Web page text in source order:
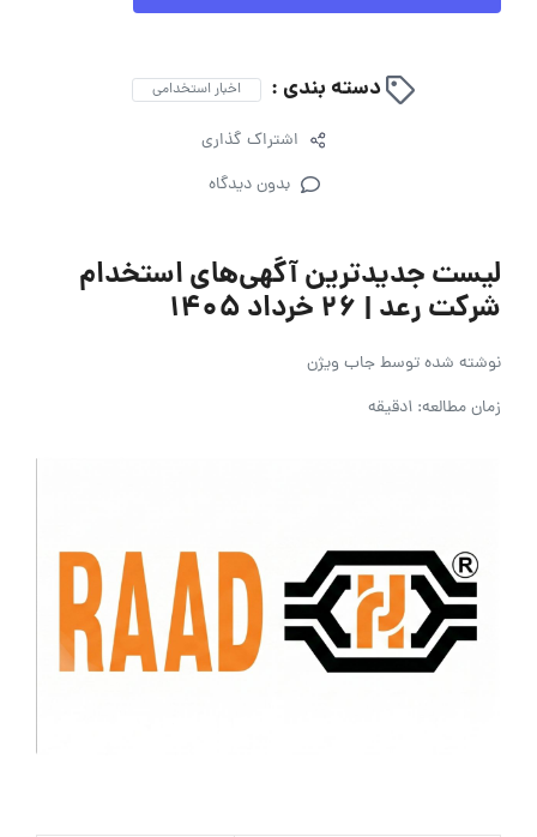
دسته بندی : اخبار استخدامی
اشتراک گذاری
بدون دیدگاه
لیست جدیدترین آگهی‌های استخدام
شرکت رعد | ۲۶ خرداد ۱۴۰۵
نوشته شده توسطجاب ویژن
زمان مطالعه: 1دقیقه